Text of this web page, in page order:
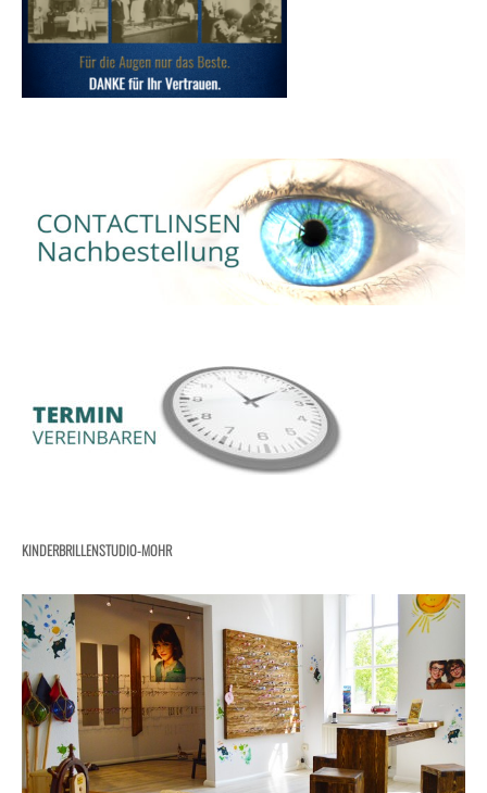
KINDERBRILLENSTUDIO-MOHR